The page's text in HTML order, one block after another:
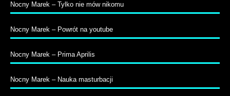
Nocny Marek – Tylko nie mów nikomu
Nocny Marek – Powrót na youtube
Nocny Marek – Prima Aprilis
Nocny Marek – Nauka masturbacji